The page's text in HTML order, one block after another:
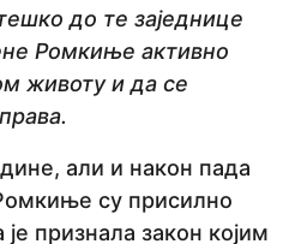
до те заједнице
Ромкиње активно
животу и да се
али и након пада
су присилно
признала закон којим